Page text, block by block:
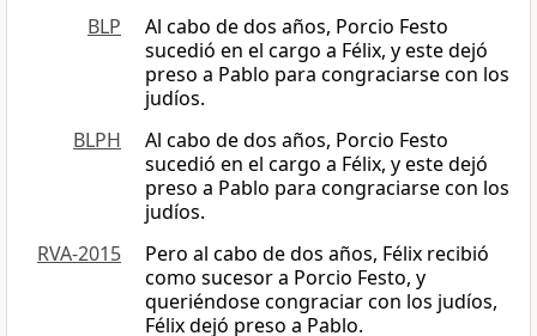
BLP
Al cabo de dos años, Porcio Festo
sucedió en el cargo a Félix, y este dejó
preso a Pablo para congraciarse con los
judíos.
BLPH
Al cabo de dos años, Porcio Festo
sucedió en el cargo a Félix, y este dejó
preso a Pablo para congraciarse con los
judíos.
RVA-2015
Pero al cabo de dos años, Félix recibió
como sucesor a Porcio Festo, y
queriéndose congraciar con los judíos,
Félix dejó preso a Pablo.